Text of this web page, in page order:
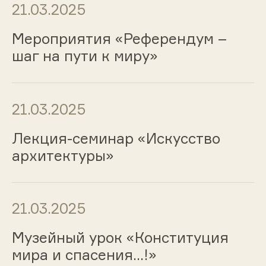
21.03.2025
Мероприятия «Референдум –
шаг на пути к миру»
21.03.2025
Лекция-семинар «Искусство
архитектуры»
21.03.2025
Музейный урок «Конституция
мира и спасения...!»